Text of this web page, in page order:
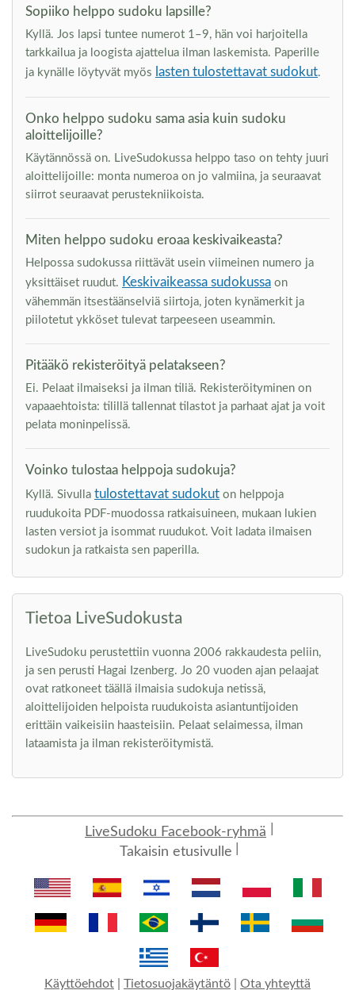
Sopiiko helppo sudoku lapsille?
Kyllä. Jos lapsi tuntee numerot 1–9, hän voi harjoitella
tarkkailua ja loogista ajattelua ilman laskemista. Paperille
ja kynälle löytyvät myös lasten tulostettavat sudokut.
Onko helppo sudoku sama asia kuin sudoku
aloittelijoille?
Käytännössä on. LiveSudokussa helppo taso on tehty juuri
aloittelijoille: monta numeroa on jo valmiina, ja seuraavat
siirrot seuraavat perustekniikoista.
Miten helppo sudoku eroaa keskivaikeasta?
Helpossa sudokussa riittävät usein viimeinen numero ja
yksittäiset ruudut. Keskivaikeassa sudokussa on
vähemmän itsestäänselviä siirtoja, joten kynämerkit ja
piilotetut ykköset tulevat tarpeeseen useammin.
Pitääkö rekisteröityä pelatakseen?
Ei. Pelaat ilmaiseksi ja ilman tiliä. Rekisteröityminen on
vapaaehtoista: tilillä tallennat tilastot ja parhaat ajat ja voit
pelata moninpelissä.
Voinko tulostaa helppoja sudokuja?
Kyllä. Sivulla tulostettavat sudokut on helppoja
ruudukoita PDF-muodossa ratkaisuineen, mukaan lukien
lasten versiot ja isommat ruudukot. Voit ladata ilmaisen
sudokun ja ratkaista sen paperilla.
Tietoa LiveSudokusta
LiveSudoku perustettiin vuonna 2006 rakkaudesta peliin,
ja sen perusti Hagai Izenberg. Jo 20 vuoden ajan pelaajat
ovat ratkoneet täällä ilmaisia sudokuja netissä,
aloittelijoiden helpoista ruudukoista asiantuntijoiden
erittäin vaikeisiin haasteisiin. Pelaat selaimessa, ilman
lataamista ja ilman rekisteröitymistä.
LiveSudoku Facebook-ryhmä
Takaisin etusivulle
Käyttöehdot Tietosuojakäytäntö Ota yhteyttä